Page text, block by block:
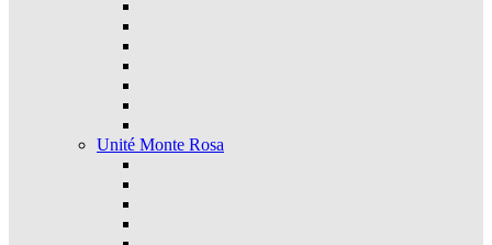
Unité Monte Rosa